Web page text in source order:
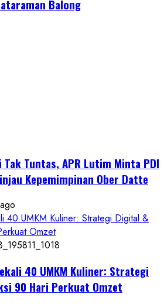
Balong
Tuntas, APR Lutim Minta PDI
Kepemimpinan Ober Datte
40 UMKM Kuliner: Strategi Digital &
Omzet
40 UMKM Kuliner: Strategi
90 Hari Perkuat Omzet